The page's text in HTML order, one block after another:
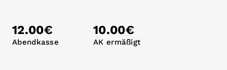
12.00€
Abendkasse
10.00€
AK ermäßigt